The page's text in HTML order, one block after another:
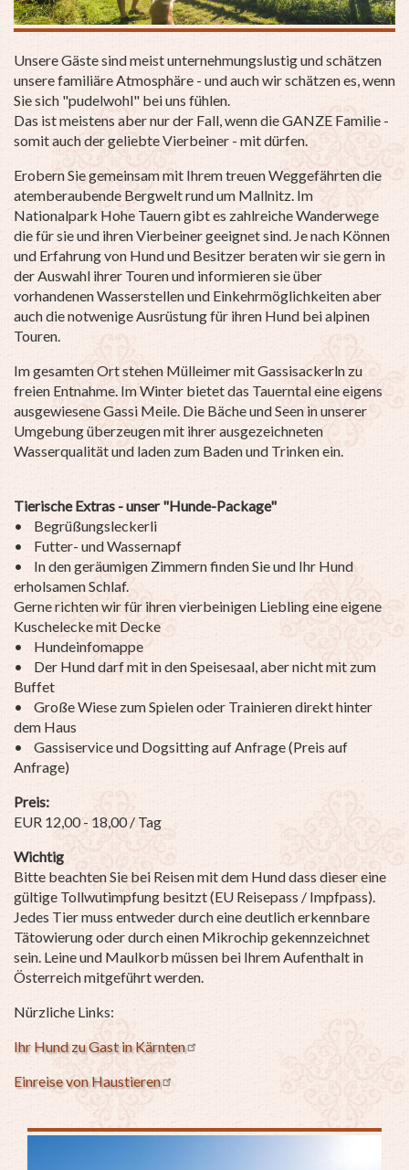
Unsere Gäste sind meist unternehmungslustig und schätzen
unsere familiäre Atmosphäre - und auch wir schätzen es, wenn
Sie sich "pudelwohl" bei uns fühlen.
Das ist meistens aber nur der Fall, wenn die GANZE Familie -
somit auch der geliebte Vierbeiner - mit dürfen.
Erobern Sie gemeinsam mit Ihrem treuen Weggefährten die
atemberaubende Bergwelt rund um Mallnitz. Im
Nationalpark Hohe Tauern gibt es zahlreiche Wanderwege
die für sie und ihren Vierbeiner geeignet sind. Je nach Können
und Erfahrung von Hund und Besitzer beraten wir sie gern in
der Auswahl ihrer Touren und informieren sie über
vorhandenen Wasserstellen und Einkehrmöglichkeiten aber
auch die notwenige Ausrüstung für ihren Hund bei alpinen
Touren.
Im gesamten Ort stehen Mülleimer mit Gassisackerln zu
freien Entnahme. Im Winter bietet das Tauerntal eine eigens
ausgewiesene Gassi Meile. Die Bäche und Seen in unserer
Umgebung überzeugen mit ihrer ausgezeichneten
Wasserqualität und laden zum Baden und Trinken ein.
Tierische Extras - unser "Hunde-Package"
• Begrüßungsleckerli
• Futter- und Wassernapf
• In den geräumigen Zimmern finden Sie und Ihr Hund
erholsamen Schlaf.
Gerne richten wir für ihren vierbeinigen Liebling eine eigene
Kuschelecke mit Decke
• Hundeinfomappe
• Der Hund darf mit in den Speisesaal, aber nicht mit zum
Buffet
• Große Wiese zum Spielen oder Trainieren direkt hinter
dem Haus
• Gassiservice und Dogsitting auf Anfrage (Preis auf
Anfrage)
Preis:
EUR 12,00 - 18,00 / Tag
Wichtig
Bitte beachten Sie bei Reisen mit dem Hund dass dieser eine
gültige Tollwutimpfung besitzt (EU Reisepass / Impfpass).
Jedes Tier muss entweder durch eine deutlich erkennbare
Tätowierung oder durch einen Mikrochip gekennzeichnet
sein. Leine und Maulkorb müssen bei Ihrem Aufenthalt in
Österreich mitgeführt werden.
Nürzliche Links:
Ihr Hund zu Gast in Kärnten
Einreise von Haustieren